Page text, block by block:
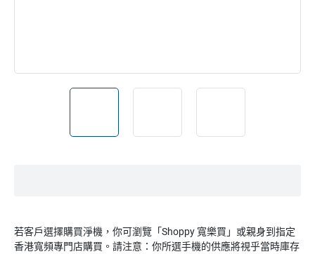
若客戶選擇購買淨機，你可瀏覽「Shoppy 寬樂買」或親身到指定
香港寬頻專門店購買。請注意：你所選手機的供應將視乎當時庫存